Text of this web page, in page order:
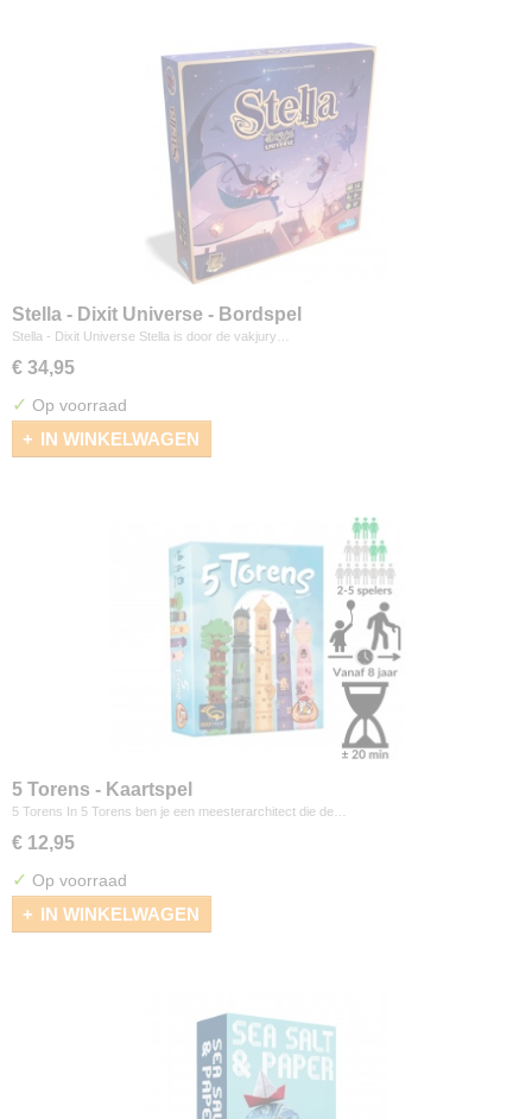
Stella - Dixit Universe - Bordspel
Stella - Dixit Universe Stella is door de vakjury…
€ 34,95
✓ Op voorraad
IN WINKELWAGEN
5 Torens - Kaartspel
5 Torens In 5 Torens ben je een meesterarchitect die de…
€ 12,95
✓ Op voorraad
IN WINKELWAGEN